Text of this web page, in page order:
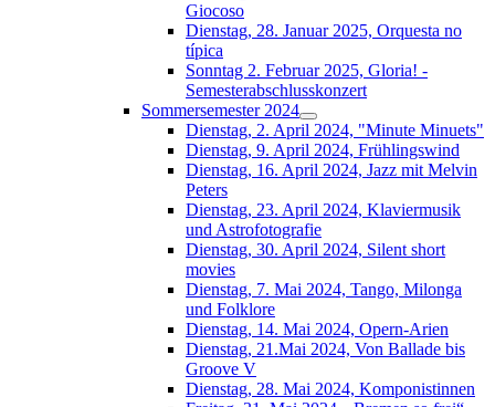
Giocoso
Dienstag, 28. Januar 2025, Orquesta no
típica
Sonntag 2. Februar 2025, Gloria! -
Semesterabschlusskonzert
Sommersemester 2024
Dienstag, 2. April 2024, "Minute Minuets"
Dienstag, 9. April 2024, Frühlingswind
Dienstag, 16. April 2024, Jazz mit Melvin
Peters
Dienstag, 23. April 2024, Klaviermusik
und Astrofotografie
Dienstag, 30. April 2024, Silent short
movies
Dienstag, 7. Mai 2024, Tango, Milonga
und Folklore
Dienstag, 14. Mai 2024, Opern-Arien
Dienstag, 21.Mai 2024, Von Ballade bis
Groove V
Dienstag, 28. Mai 2024, Komponistinnen